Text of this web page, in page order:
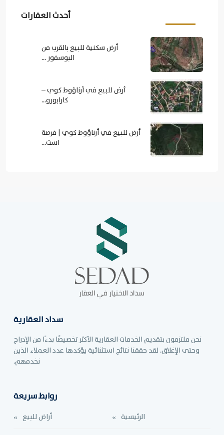
أحدث العقارات
أرض سكنية للبيع بالقرب من
البوسفور ...
أرض للبيع في أرناؤوط كوي –
كارابورو...
أرض للبيع في أرناؤوط كوي | فرصة
است...
سداد العقارية
نحن ملتزمون بتقديم الخدمات العقارية الأكثر تخصيصًا بدءًا من الإدراج
وحتى الإغلاق. لقد حققنا نتائج استثنائية يؤكدها عدد العملاء الذين
نخدمهم.
روابط سريعة
الرئيسية
أراض للبيع